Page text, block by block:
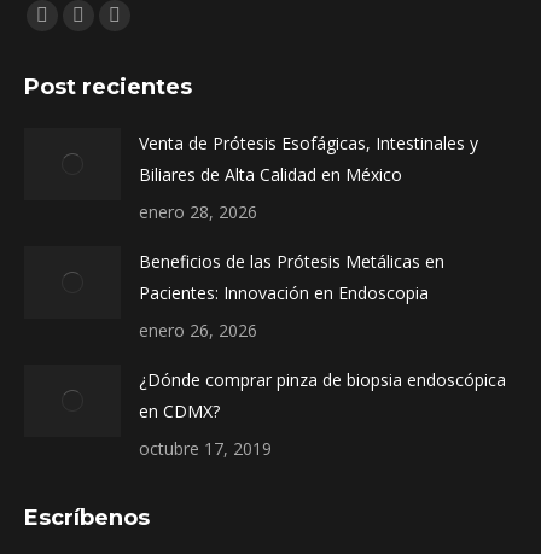
Encuéntranos en:
Facebook
opens
new
Instagram
opens
new
Whatsapp
opens
new
window
Post recientes
Venta de Prótesis Esofágicas, Intestinales y
Biliares de Alta Calidad en México
enero 28, 2026
Beneficios de las Prótesis Metálicas en
Pacientes: Innovación en Endoscopia
enero 26, 2026
¿Dónde comprar pinza de biopsia endoscópica
en CDMX?
octubre 17, 2019
Escríbenos